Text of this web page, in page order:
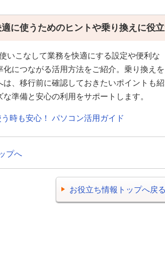
に使うためのヒントや乗り換えに役
いこなして業務を快適にする設定や便利な
化につながる活用方法をご紹介。乗り換えを
は、移行前に確認しておきたいポイントも紹
準備と安心の利用をサポートします。
時も安心！ パソコン活用ガイド
プへ
お役立ち情報トップへ戻